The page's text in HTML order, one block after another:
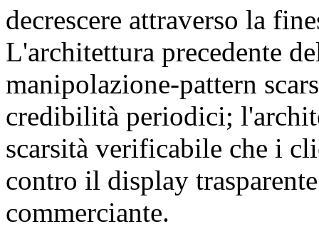
decrescere attraverso la
L'architettura precedente
manipolazione-pattern
credibilità periodici;
scarsità verificabile che i
contro il display
commerciante.